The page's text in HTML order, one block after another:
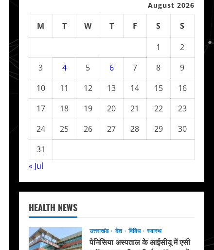
August 2026
M T W T F S
S
1
2
3
4 5 6 7 8
9
10
11 12 13 14 15
16
17
18 19 20 21 22
23
24
25 26 27 28 29
30
31
« Jul
HEALTH NEWS
उत्तराखंड देश विविध स्वास्थ
पेनिसिया अस्पताल के आईसीयू में एसी